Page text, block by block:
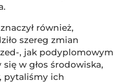
również,
szereg zmian
, jak podyplomowym
w głos środowiska,
pytaliśmy ich